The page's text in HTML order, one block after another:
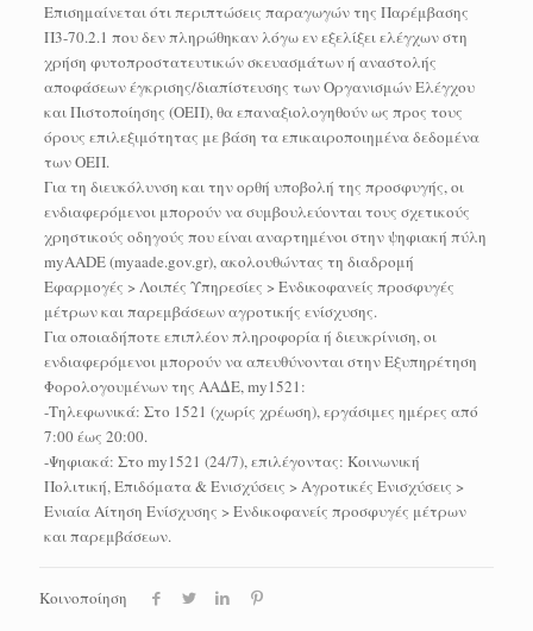
Επισημαίνεται ότι περιπτώσεις παραγωγών της Παρέμβασης
Π3-70.2.1 που δεν πληρώθηκαν λόγω εν εξελίξει ελέγχων στη
χρήση φυτοπροστατευτικών σκευασμάτων ή αναστολής
αποφάσεων έγκρισης/διαπίστευσης των Οργανισμών Ελέγχου
και Πιστοποίησης (ΟΕΠ), θα επαναξιολογηθούν ως προς τους
όρους επιλεξιμότητας με βάση τα επικαιροποιημένα δεδομένα
των ΟΕΠ.
Για τη διευκόλυνση και την ορθή υποβολή της προσφυγής, οι
ενδιαφερόμενοι μπορούν να συμβουλεύονται τους σχετικούς
χρηστικούς οδηγούς που είναι αναρτημένοι στην ψηφιακή πύλη
myAADE (myaade.gov.gr), ακολουθώντας τη διαδρομή
Εφαρμογές > Λοιπές Υπηρεσίες > Ενδικοφανείς προσφυγές
μέτρων και παρεμβάσεων αγροτικής ενίσχυσης.
Για οποιαδήποτε επιπλέον πληροφορία ή διευκρίνιση, οι
ενδιαφερόμενοι μπορούν να απευθύνονται στην Εξυπηρέτηση
Φορολογουμένων της ΑΑΔΕ, my1521:
-Τηλεφωνικά: Στο 1521 (χωρίς χρέωση), εργάσιμες ημέρες από
7:00 έως 20:00.
-Ψηφιακά: Στο my1521 (24/7), επιλέγοντας: Κοινωνική
Πολιτική, Επιδόματα & Ενισχύσεις > Αγροτικές Ενισχύσεις >
Ενιαία Αίτηση Ενίσχυσης > Ενδικοφανείς προσφυγές μέτρων
και παρεμβάσεων.
Κοινοποίηση